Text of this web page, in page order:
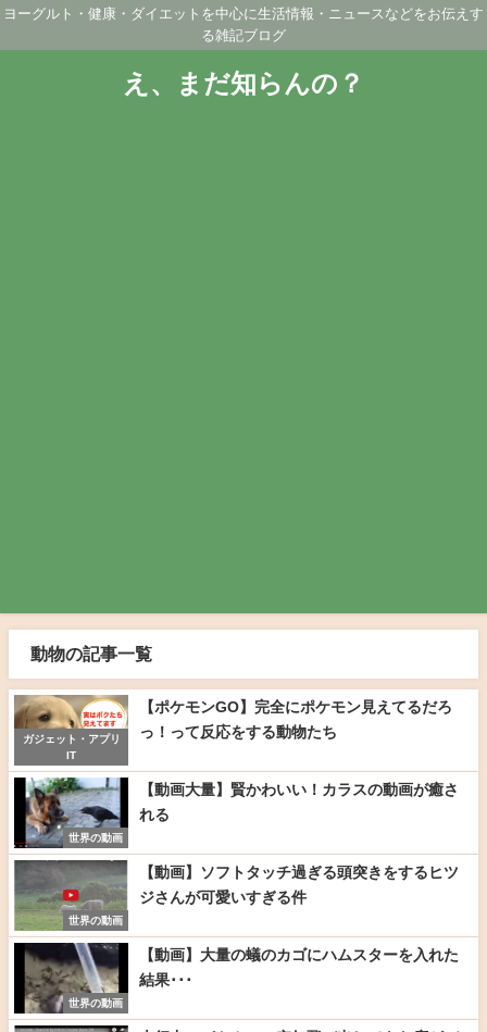
ヨーグルト・健康・ダイエットを中心に生活情報・ニュースなどをお伝えす
る雑記ブログ
え、まだ知らんの？
動物の記事一覧
ガジェット・アプリ
IT
【ポケモンGO】完全にポケモン見えてるだろ
っ！って反応をする動物たち
世界の動画
【動画大量】賢かわいい！カラスの動画が癒さ
れる
世界の動画
【動画】ソフトタッチ過ぎる頭突きをするヒツ
ジさんが可愛いすぎる件
世界の動画
【動画】大量の蟻のカゴにハムスターを入れた
結果･･･